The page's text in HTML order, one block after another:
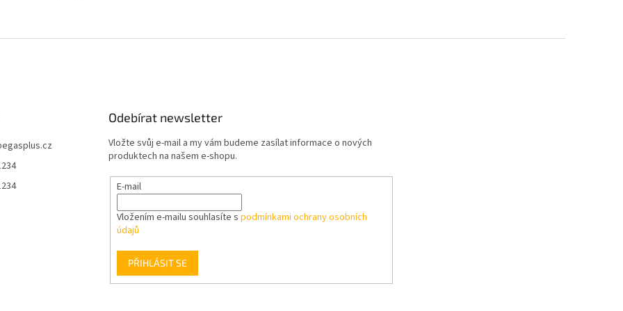
Odebírat newsletter
Vložte svůj e-mail a my vám budeme zasílat informace o nových
produktech na našem e-shopu.
E-mail
Vložením e-mailu souhlasíte s podmínkami ochrany osobních
údajů
PŘIHLÁSIT SE